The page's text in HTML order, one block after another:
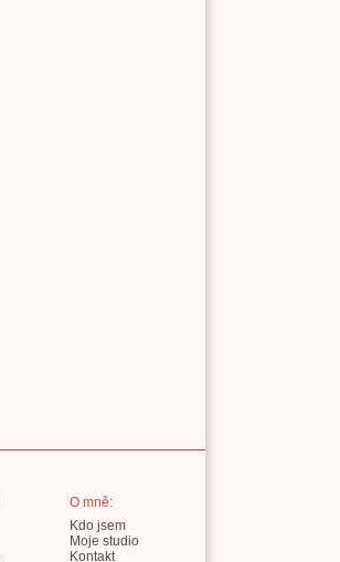
O mně:
Kdo jsem
Moje studio
Kontakt